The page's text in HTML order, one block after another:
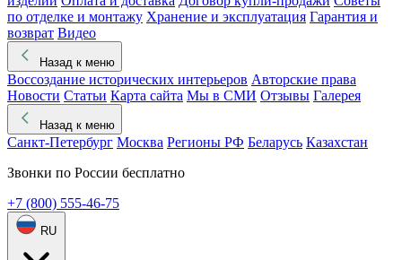
по отделке и монтажу Хранение и эксплуатация Гарантия и
возврат Видео
Назад к меню
Воссоздание исторических интерьеров Авторские права
Новости Статьи Карта сайта Мы в СМИ Отзывы Галерея
Назад к меню
Санкт-Петербург Москва Регионы РФ Беларусь Казахстан
Звонки по России бесплатно
+7 (800) 555-46-75
RU